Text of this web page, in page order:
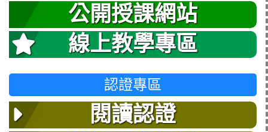
公開授課網站
線上教學專區
認證專區
閱讀認證